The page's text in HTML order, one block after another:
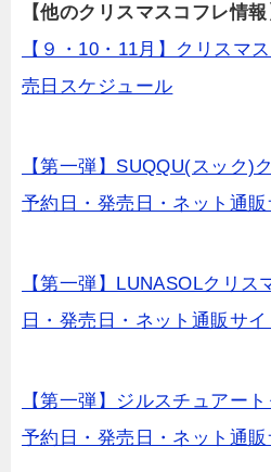
【他のクリスマスコフレ情報
【９・10・11月】クリスマ
売日スケジュール
【第一弾】SUQQU(スック)
予約日・発売日・ネット通販
【第一弾】LUNASOLクリス
日・発売日・ネット通販サ
【第一弾】ジルスチュアー
予約日・発売日・ネット通販